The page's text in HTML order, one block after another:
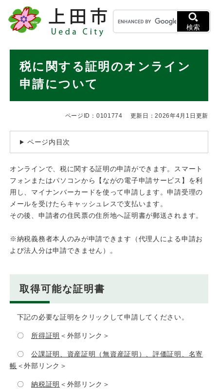
メニューを飛ばして本文へ
キ
ー
ワ
検
検索
税に関する証明のオンライン
申請について
ページID：0101774 更新日：2026年4月1日更新
ページ内目次
オンラインで、税に関する証明の申請ができます。スマート
フォンまたはパソコンから【ながの電子申請サービス】を利
用し、マイナンバーカードを使って申請します。申請受理の
メールを受けたらキャッシュレスで支払います。
その後、申請者の住民票の住所地へ証明書が郵送されます。
※納税義務者本人のみが申請できます（代理人による申請お
よび法人分は申請できません）。
取得可能な証明書
下記の必要な証明をクリックして申請してください。
〇 所得証明 ＜外部リンク＞
〇公課証明、資産証明（無資産証明）、評価証明、名寄
帳 ＜外部リンク＞
〇納税証明 ＜外部リンク＞